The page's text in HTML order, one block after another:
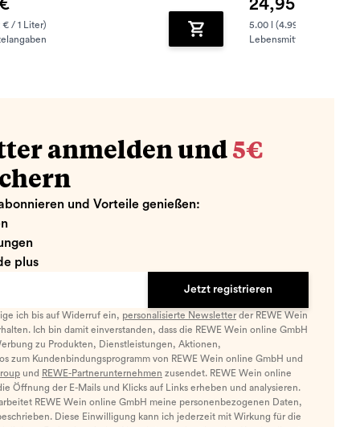
€ / 1 Liter)
Zum Warenkorb hinzufügen
24,95 €
5.00 l (4.99 € / 1 Liter)
Lebensmittelangaben
anmelden und 5€
und Vorteile genießen:
plus
Jetzt registrieren
ich bis auf Widerruf ein, personalisierte Newsletterder REWE Wein
Ich bin damit einverstanden, dass die REWE Wein online GmbH
zu Produkten, Dienstleistungen, Aktionen,
zum Kundenbindungsprogramm von REWE Wein online GmbH und
und REWE-Partnerunternehmen zusendet. REWE Wein online
Öffnung der E-Mails und Klicks auf Links erheben und analysieren.
REWE Wein online GmbH meine personenbezogenen Daten,
Diese Einwilligung kann ich jederzeit mit Wirkung für die